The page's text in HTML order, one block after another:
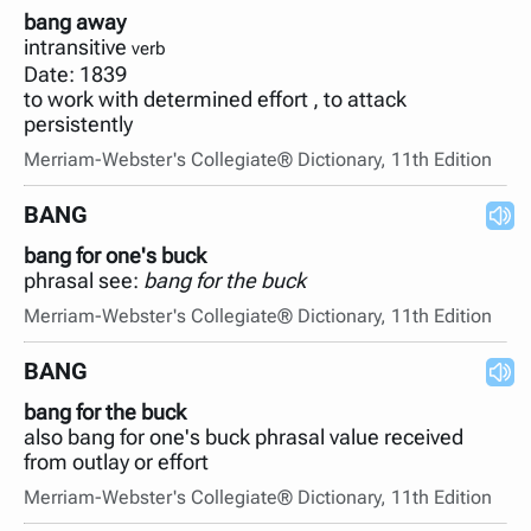
bang away
intransitive verb
Date: 1839
to work with determined effort , to attack
persistently
Merriam-Webster's Collegiate® Dictionary, 11th Edition
BANG
bang for one's buck
phrasal see: bang for the buck
Merriam-Webster's Collegiate® Dictionary, 11th Edition
BANG
bang for the buck
also bang for one's buck phrasal value received
from outlay or effort
Merriam-Webster's Collegiate® Dictionary, 11th Edition